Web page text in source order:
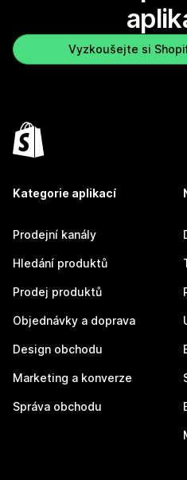
Vyzkoušejte si
Kategorie aplikací
Prodejní kanály
Hledání produktů
Prodej produktů
Objednávky a doprava
Design obchodu
Marketing a konverze
Správa obchodu